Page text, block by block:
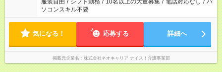
服装自由 / シフト勤務 / 10名以上の大量募集 / 電話対応なし / パ
ソコンスキル不要
気になる！ 応募する 詳細へ
掲載元企業名 株式会社ネオキャリア ナイス！介護事業部